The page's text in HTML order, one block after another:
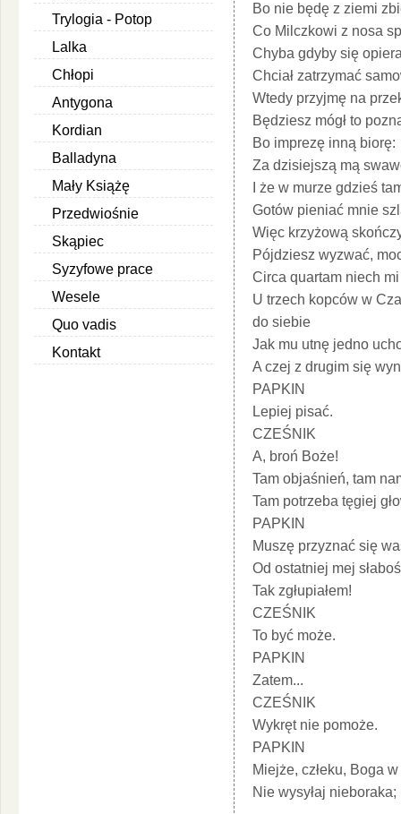
Trylogia - Potop
Lalka
Chłopi
Antygona
Kordian
Balladyna
Mały Książę
Przedwiośnie
Skąpiec
Syzyfowe prace
Wesele
Quo vadis
Kontakt
Bo nie będę z ziemi
Co Milczkowi z nosa
Chyba gdyby się
Chciał zatrzymać
Wtedy przyjmę na
Będziesz mógł to
Bo imprezę inną biorę:
Za dzisiejszą mą
I że w murze gdzieś
Gotów pieniać mnie
Więc krzyżową
Pójdziesz wyzwać,
Circa quartam niech
U trzech kopców w
do siebie
Jak mu utnę jedno
A czej z drugim się
PAPKIN
Lepiej pisać.
CZEŚNIK
A, broń Boże!
Tam objaśnień, tam
Tam potrzeba tęgiej
PAPKIN
Muszę przyznać się
Od ostatniej mej
Tak zgłupiałem!
CZEŚNIK
To być może.
PAPKIN
Zatem...
CZEŚNIK
Wykręt nie pomoże.
PAPKIN
Miejże, człeku, Boga
Nie wysyłaj nieboraka;